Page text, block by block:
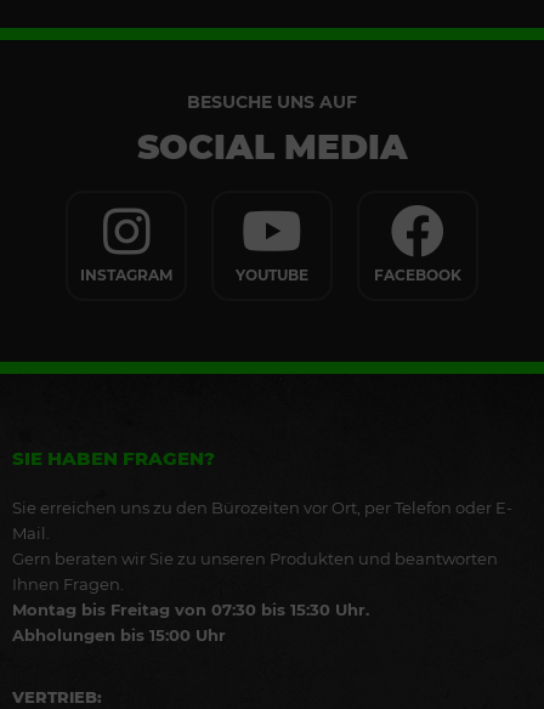
BESUCHE UNS AUF
SOCIAL MEDIA
INSTAGRAM YOUTUBE FACEBOOK
SIE HABEN FRAGEN?
Sie erreichen uns zu den Bürozeiten vor Ort, per Telefon oder E-
Mail.
Gern beraten wir Sie zu unseren Produkten und beantworten
Ihnen Fragen.
Montag bis Freitag von 07:30 bis 15:30 Uhr.
Abholungen bis 15:00 Uhr
VERTRIEB: